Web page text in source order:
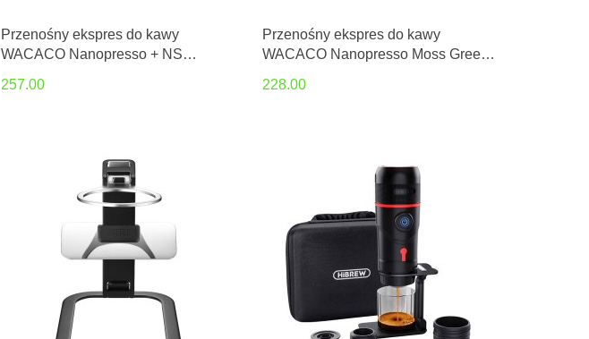
Przenośny ekspres do kawy
WACACO Nanopresso + NS
257.00
Przenośny ekspres do kawy
WACACO Nanopresso Moss Green
228.00